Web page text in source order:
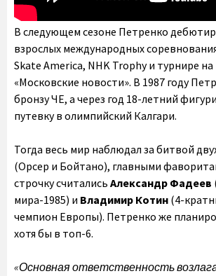
В следующем сезоне Петренко
взрослых международных
Skate America, NHK Trophy и турнире
«Московские новости». В 1987 году
бронзу ЧЕ, а через год 18-летний
путевку в олимпийский Калгари.
Тогда весь мир наблюдал за битвой
(Орсер и Бойтано), главными
строчку считались Александр Фадеев
мира-1985) и Владимир Котин (4-
чемпион Европы). Петренко же
хотя бы в топ-6.
«Основная ответственность